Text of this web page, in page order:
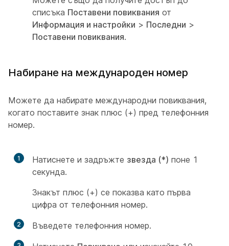
списъка Поставени повиквания от
Информация и настройки > Последни >
Поставени повиквания.
Набиране на международен номер
Можете да набирате международни повиквания,
когато поставите знак плюс (+) пред телефонния
номер.
1 Натиснете и задръжте звезда (*) поне 1
секунда.
Знакът плюс (+) се показва като първа
цифра от телефонния номер.
2 Въведете телефонния номер.